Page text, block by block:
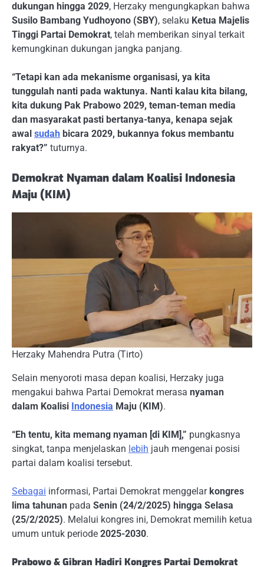
dukungan hingga 2029, Herzaky mengungkapkan bahwa
Susilo Bambang Yudhoyono (SBY), selaku Ketua Majelis
Tinggi Partai Demokrat, telah memberikan sinyal terkait
kemungkinan dukungan jangka panjang.
“Tetapi kan ada mekanisme organisasi, ya kita
tunggulah nanti pada waktunya. Nanti kalau kita bilang,
kita dukung Pak Prabowo 2029, teman-teman media
dan masyarakat pasti bertanya-tanya, kenapa sejak
awal sudah bicara 2029, bukannya fokus membantu
rakyat?” tuturnya.
Demokrat Nyaman dalam Koalisi Indonesia
Maju (KIM)
Herzaky Mahendra Putra (Tirto)
Selain menyoroti masa depan koalisi, Herzaky juga
mengakui bahwa Partai Demokrat merasa nyaman
dalam Koalisi Indonesia Maju (KIM).
“Eh tentu, kita memang nyaman [di KIM],” pungkasnya
singkat, tanpa menjelaskan lebih jauh mengenai posisi
partai dalam koalisi tersebut.
Sebagai informasi, Partai Demokrat menggelar kongres
lima tahunan pada Senin (24/2/2025) hingga Selasa
(25/2/2025). Melalui kongres ini, Demokrat memilih ketua
umum untuk periode 2025-2030.
Prabowo & Gibran Hadiri Kongres Partai Demokrat